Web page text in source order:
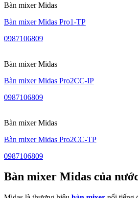
Bàn mixer Midas
Bàn mixer Midas Pro1-TP
0987106809
Bàn mixer Midas
Bàn mixer Midas Pro2CC-IP
0987106809
Bàn mixer Midas
Bàn mixer Midas Pro2CC-TP
0987106809
Bàn mixer Midas của